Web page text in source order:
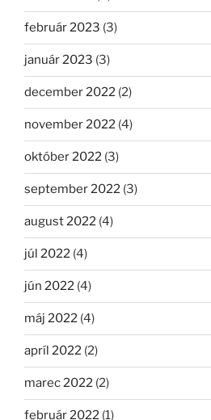
február 2023 (3)
január 2023 (3)
december 2022 (2)
november 2022 (4)
október 2022 (3)
september 2022 (3)
august 2022 (4)
júl 2022 (4)
jún 2022 (4)
máj 2022 (4)
apríl 2022 (2)
marec 2022 (2)
február 2022 (1)